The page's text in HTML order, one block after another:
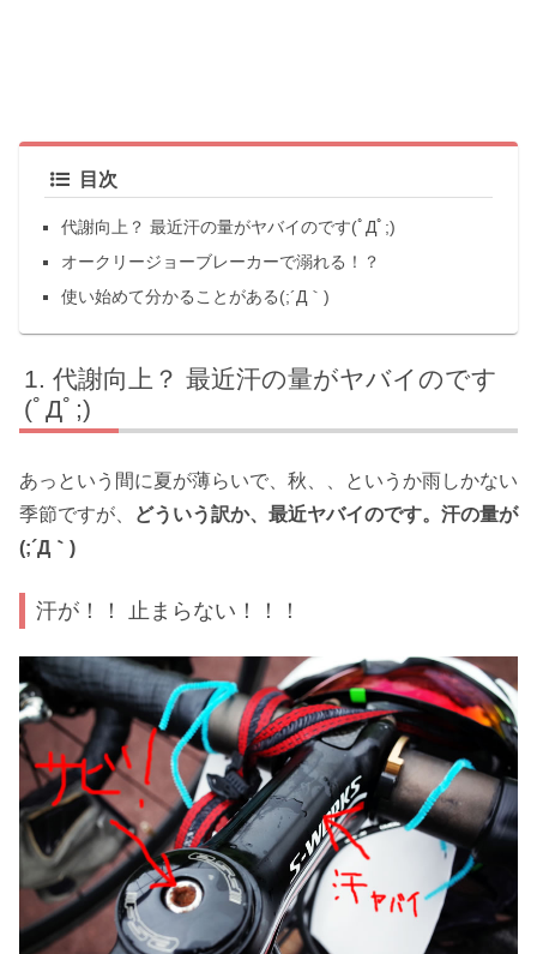
目次
代謝向上？ 最近汗の量がヤバイのです(ﾟДﾟ;)
オークリージョーブレーカーで溺れる！？
使い始めて分かることがある(;´Д｀)
代謝向上？ 最近汗の量がヤバイのです
(ﾟДﾟ;)
あっという間に夏が薄らいで、秋、、というか雨しかない
季節ですが、
どういう訳か、最近ヤバイのです。汗の量が
(;´Д｀)
汗が！！ 止まらない！！！